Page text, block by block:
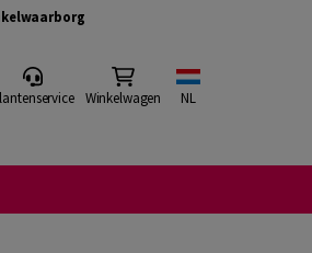
Winkelwagen NL